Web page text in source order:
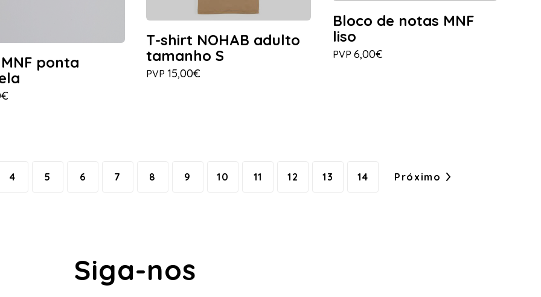
ponta
T-shirt NOHAB adulto
tamanho S
PVP15,00€
Bloco de notas MNF
liso
PVP 6,00€
4 5 6 7 8 9 10 11 12 13 14 Próximo
Siga-nos